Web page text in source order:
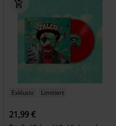
Exklusiv Limitiert
21,99 €